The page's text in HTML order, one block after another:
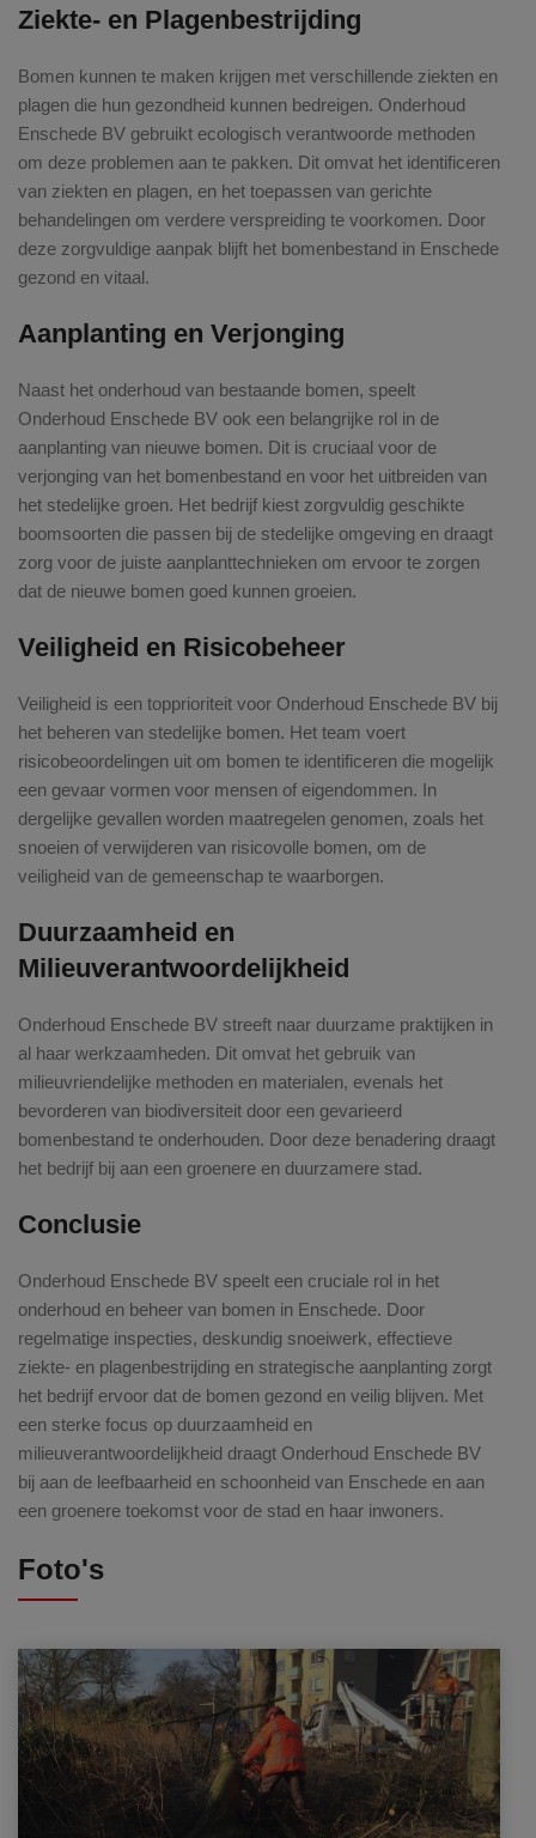
Ziekte- en Plagenbestrijding
Bomen kunnen te maken krijgen met verschillende ziekten en
plagen die hun gezondheid kunnen bedreigen. Onderhoud
Enschede BV gebruikt ecologisch verantwoorde methoden
om deze problemen aan te pakken. Dit omvat het identificeren
van ziekten en plagen, en het toepassen van gerichte
behandelingen om verdere verspreiding te voorkomen. Door
deze zorgvuldige aanpak blijft het bomenbestand in Enschede
gezond en vitaal.
Aanplanting en Verjonging
Naast het onderhoud van bestaande bomen, speelt
Onderhoud Enschede BV ook een belangrijke rol in de
aanplanting van nieuwe bomen. Dit is cruciaal voor de
verjonging van het bomenbestand en voor het uitbreiden van
het stedelijke groen. Het bedrijf kiest zorgvuldig geschikte
boomsoorten die passen bij de stedelijke omgeving en draagt
zorg voor de juiste aanplanttechnieken om ervoor te zorgen
dat de nieuwe bomen goed kunnen groeien.
Veiligheid en Risicobeheer
Veiligheid is een topprioriteit voor Onderhoud Enschede BV bij
het beheren van stedelijke bomen. Het team voert
risicobeoordelingen uit om bomen te identificeren die mogelijk
een gevaar vormen voor mensen of eigendommen. In
dergelijke gevallen worden maatregelen genomen, zoals het
snoeien of verwijderen van risicovolle bomen, om de
veiligheid van de gemeenschap te waarborgen.
Duurzaamheid en
Milieuverantwoordelijkheid
Onderhoud Enschede BV streeft naar duurzame praktijken in
al haar werkzaamheden. Dit omvat het gebruik van
milieuvriendelijke methoden en materialen, evenals het
bevorderen van biodiversiteit door een gevarieerd
bomenbestand te onderhouden. Door deze benadering draagt
het bedrijf bij aan een groenere en duurzamere stad.
Conclusie
Onderhoud Enschede BV speelt een cruciale rol in het
onderhoud en beheer van bomen in Enschede. Door
regelmatige inspecties, deskundig snoeiwerk, effectieve
ziekte- en plagenbestrijding en strategische aanplanting zorgt
het bedrijf ervoor dat de bomen gezond en veilig blijven. Met
een sterke focus op duurzaamheid en
milieuverantwoordelijkheid draagt Onderhoud Enschede BV
bij aan de leefbaarheid en schoonheid van Enschede en aan
een groenere toekomst voor de stad en haar inwoners.
Foto's